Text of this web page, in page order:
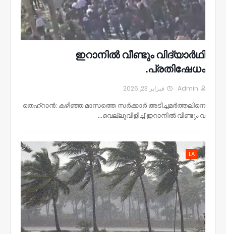
ഇറാനിൽ വീണ്ടും വിദ്യാർഥി
പ്രതിഷേധം.
Admin فبراير 23, 2026
തെഹ്റാൻ: കഴിഞ്ഞ മാസത്തെ സർക്കാർ അടിച്ചമർത്തലിനെ
വെല്ലുവിളിച്ച് ഇറാനിൽ വീണ്ടും വ…
LA